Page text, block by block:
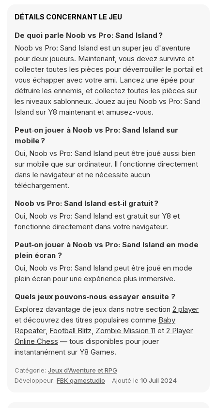
DÉTAILS CONCERNANT LE JEU
De quoi parle Noob vs Pro: Sand Island ?
Noob vs Pro: Sand Island est un super jeu d'aventure
pour deux joueurs. Maintenant, vous devez survivre et
collecter toutes les pièces pour déverrouiller le portail et
vous échapper avec votre ami. Lancez une épée pour
détruire les ennemis, et collectez toutes les pièces sur
les niveaux sablonneux. Jouez au jeu Noob vs Pro: Sand
Island sur Y8 maintenant et amusez-vous.
Peut‑on jouer à Noob vs Pro: Sand Island sur
mobile ?
Oui, Noob vs Pro: Sand Island peut être joué aussi bien
sur mobile que sur ordinateur. Il fonctionne directement
dans le navigateur et ne nécessite aucun
téléchargement.
Noob vs Pro: Sand Island est‑il gratuit ?
Oui, Noob vs Pro: Sand Island est gratuit sur Y8 et
fonctionne directement dans votre navigateur.
Peut‑on jouer à Noob vs Pro: Sand Island en mode
plein écran ?
Oui, Noob vs Pro: Sand Island peut être joué en mode
plein écran pour une expérience plus immersive.
Quels jeux pouvons‑nous essayer ensuite ?
Explorez davantage de jeux dans notre section 2 player
et découvrez des titres populaires comme Baby
Repeater, Football Blitz, Zombie Mission 11 et 2 Player
Online Chess — tous disponibles pour jouer
instantanément sur Y8 Games.
Catégorie: Jeux d’Aventure et RPG
Développeur: FBK gamestudio Ajouté le 10 Juil 2024